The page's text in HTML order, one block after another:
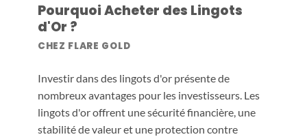
Pourquoi Acheter des Lingots
d'Or ?
CHEZ FLARE GOLD
Investir dans des lingots d'or présente de
nombreux avantages pour les investisseurs. Les
lingots d'or offrent une sécurité financière, une
stabilité de valeur et une protection contre